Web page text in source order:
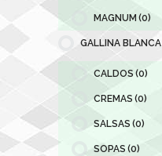
MAGNUM (0)
GALLINA BLANCA
CALDOS (0)
CREMAS (0)
SALSAS (0)
SOPAS (0)